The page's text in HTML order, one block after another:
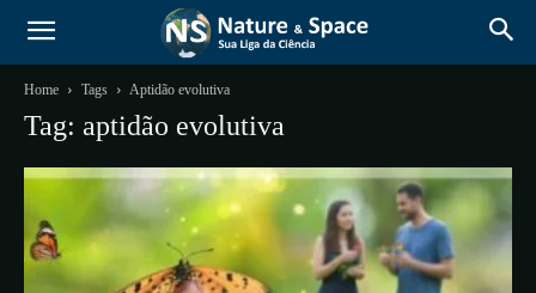
Home Tags Aptidão evolutiva
Tag: aptidão evolutiva